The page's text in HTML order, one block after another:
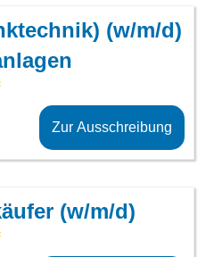
(w/m/d)
Zur Ausschreibung
(w/m/d)